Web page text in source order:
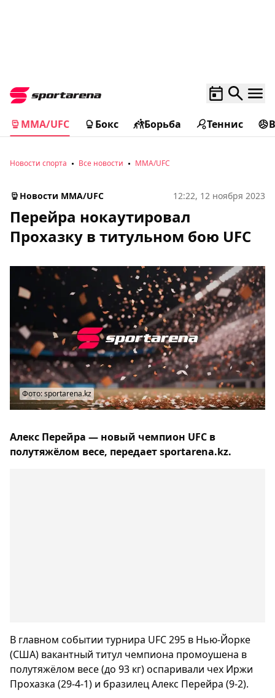
MMA/UFC Бокс Борьба Теннис
Новости спорта Все новости MMA/UFC
Новости MMA/UFC 12:22, 12 ноября 2023
Перейра нокаутировал
Прохазку в титульном бою UFC
Фото: sportarena.kz
Алекс Перейра — новый чемпион UFC в
полутяжёлом весе, передает sportarena.kz.
В главном событии турнира UFC 295 в Нью-Йорке
(США) вакантный титул чемпиона промоушена в
полутяжёлом весе (до 93 кг) оспаривали чех Иржи
Прохазка (29-4-1) и бразилец Алекс Перейра (9-2).